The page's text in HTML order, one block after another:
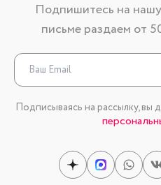
Подпишитесь на
письме раздаем от
Подписываясь на рассылку, вы